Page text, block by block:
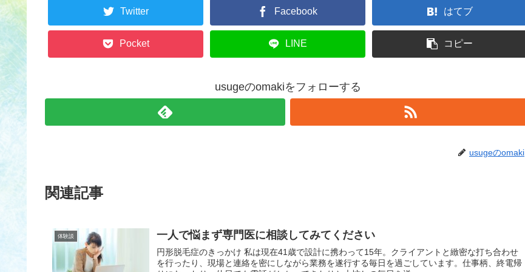
Twitter Facebook はてブ
Pocket LINE コピー
usugeのomakiをフォローする
usugeのomaki
関連記事
体験談 一人で悩まず専門医に相談してみてください
円形脱毛症のきっかけ 私は現在41歳で設計に携わって15年。クライアントと緻密な打ち合わせ
を行ったり、現場と連絡を密にしながら業務を遂行する毎日を過ごしています。仕事柄、終電帰